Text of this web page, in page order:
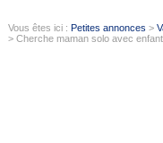
Vous êtes ici : Petites annonces >
> Cherche maman solo avec